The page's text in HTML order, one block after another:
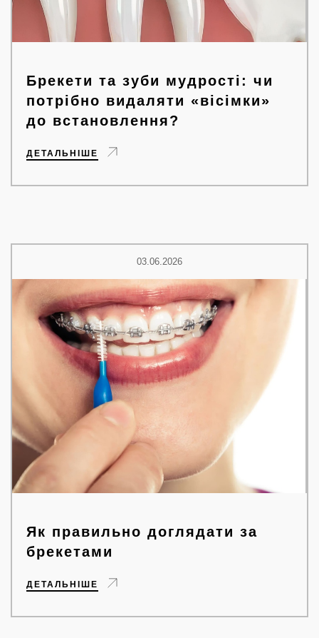
Брекети та зуби мудрості: чи
потрібно видаляти «вісімки»
до встановлення?
ДЕТАЛЬНІШЕ
03.06.2026
Як правильно доглядати за
брекетами
ДЕТАЛЬНІШЕ